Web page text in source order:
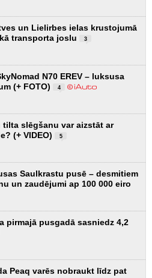
un Lielirbes ielas krustojumā
transporta joslu
3
N70 EREV – luksusa
(+ FOTO)
4
tilta slēgšanu var aizstāt ar
(+ VIDEO)
5
Saulkrastu pusē – desmitiem
un zaudējumi ap 100 000 eiro
pirmajā pusgadā sasniedz 4,2
Peaq varēs nobraukt līdz pat